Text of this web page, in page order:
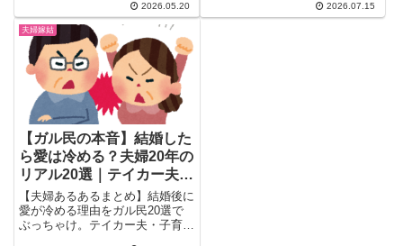
めた」「そもそも嫁が送るな」ま
で、嫁姑・母の日プレゼントにま
つわる本音15選をまとめまし
た。
2026.05.20
談・目撃エピソードを厳選紹介。
2026.07.15
夫婦嫁姑
【ガル民の本音】結婚した
ら愛は冷める？夫婦20年の
リアル20選｜テイカー夫・
ワンオペ・長続き夫婦の秘
訣
【夫婦あるあるまとめ】結婚後に
愛が冷める理由をガル民20選で
ぶっちゃけ。テイカー夫・子育て